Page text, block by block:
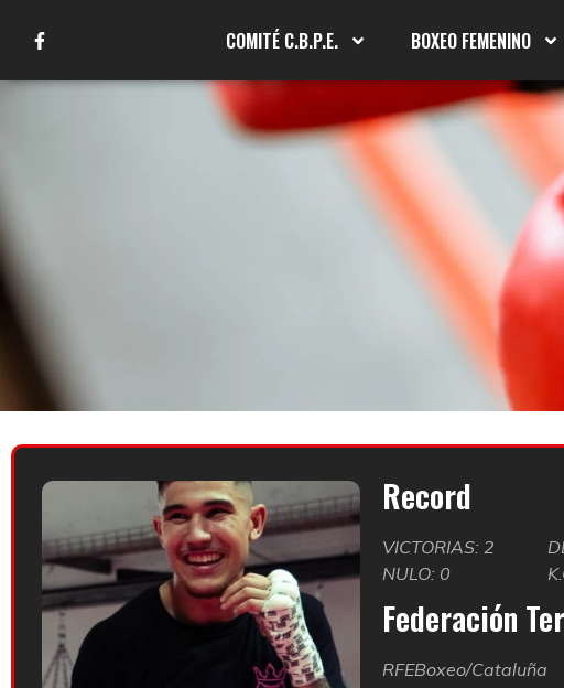
COMITÉ C.B.P.E. BOXEO FEMENINO
Record
VICTORIAS: 2
NULO: 0
Federación
RFEBoxeo/Cataluña